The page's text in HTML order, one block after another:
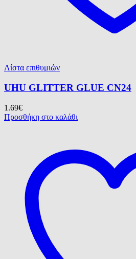
Λίστα επιθυμιών
UHU GLITTER GLUE CN24
1.69€
Προσθήκη στο καλάθι